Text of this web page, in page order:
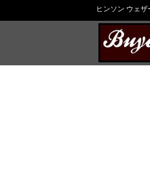
ヒンソン ウェ